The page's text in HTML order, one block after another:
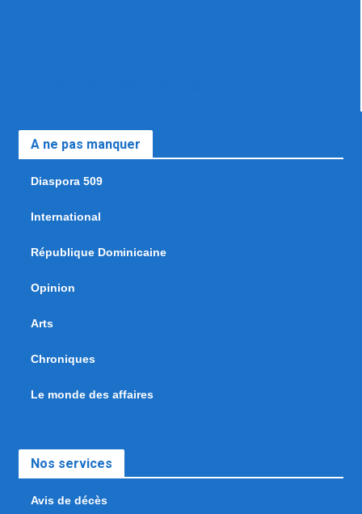
A ne pas manquer
Diaspora 509
International
République Dominicaine
Opinion
Arts
Chroniques
Le monde des affaires
Nos services
Avis de décès